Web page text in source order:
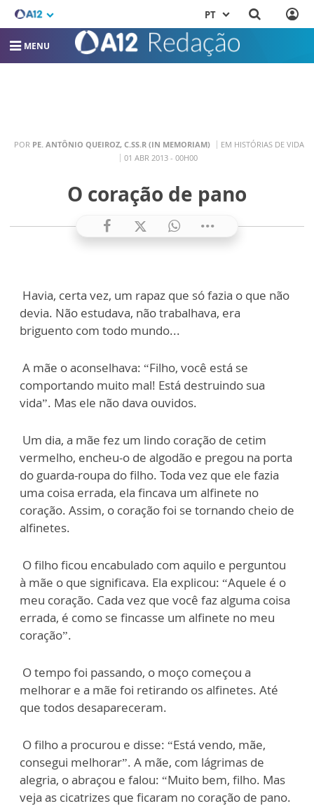
PT
MENU
POR PE. ANTÔNIO QUEIROZ, C.SS.R (IN MEMORIAM)
EM HISTÓRIAS DE VIDA
01 ABR 2013 - 00H00
O coração de pano
Havia, certa vez, um rapaz que só fazia o que não
devia. Não estudava, não trabalhava, era
briguento com todo mundo...
A mãe o aconselhava: “Filho, você está se
comportando muito mal! Está destruindo sua
vida”. Mas ele não dava ouvidos.
Um dia, a mãe fez um lindo coração de cetim
vermelho, encheu-o de algodão e pregou na porta
do guarda-roupa do filho. Toda vez que ele fazia
uma coisa errada, ela fincava um alfinete no
coração. Assim, o coração foi se tornando cheio de
alfinetes.
O filho ficou encabulado com aquilo e perguntou
à mãe o que significava. Ela explicou: “Aquele é o
meu coração. Cada vez que você faz alguma coisa
errada, é como se fincasse um alfinete no meu
coração”.
O tempo foi passando, o moço começou a
melhorar e a mãe foi retirando os alfinetes. Até
que todos desapareceram.
O filho a procurou e disse: “Está vendo, mãe,
consegui melhorar”. A mãe, com lágrimas de
alegria, o abraçou e falou: “Muito bem, filho. Mas
veja as cicatrizes que ficaram no coração de pano.